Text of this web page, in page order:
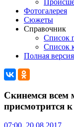
Фотогалерея
Сюжеты
Справочник
Список
Список
Полная версия
Скинемся
присмотрится